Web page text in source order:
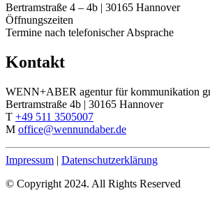
Bertramstraße 4 – 4b | 30165 Hannover
Öffnungszeiten
Termine nach telefonischer Absprache
Kontakt
WENN+ABER agentur für kommunikation
Bertramstraße 4b | 30165 Hannover
T +49 511 3505007
M office@wennundaber.de
Impressum | Datenschutzerklärung
© Copyright 2024. All Rights Reserved